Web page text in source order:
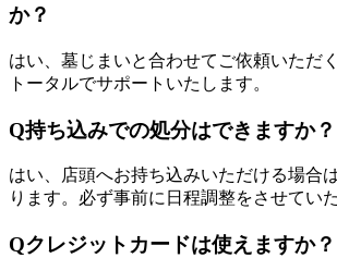
か？
はい、墓じまいと合わせてご依頼いただ
トータルでサポートいたします。
Q持ち込みでの処分はできますか？
はい、店頭へお持ち込みいただける場合
ります。必ず事前に日程調整をさせてい
Qクレジットカードは使えますか？